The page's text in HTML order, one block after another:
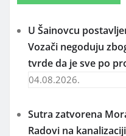
U Šainovcu
Vozači negoduju
tvrde da je sve po
04.08.2026.
Sutra zatvorena
Radovi na